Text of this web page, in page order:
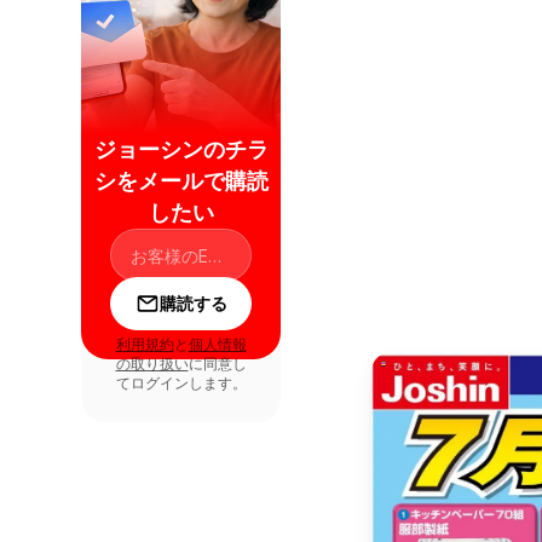
ジョーシンのチラ
シをメールで購読
したい
購読する
利用規約 と 個人情報
の取り扱いに同意し
てログインします。